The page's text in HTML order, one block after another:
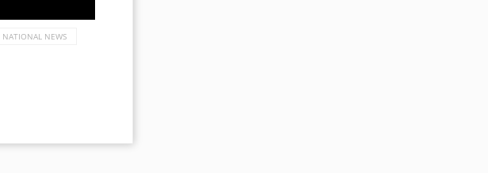
NATIONAL NEWS